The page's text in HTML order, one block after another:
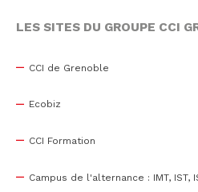
LES SITES DU GROUPE CCI
CCI de Grenoble
Ecobiz
CCI Formation
Campus de l'alternance : IMT, IST,